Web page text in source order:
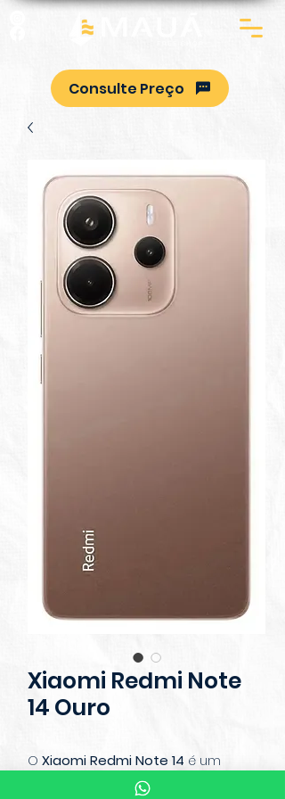
Consulte Preço
Xiaomi Redmi Note
14 Ouro
O Xiaomi Redmi Note 14 é um
smartphone moderno, com